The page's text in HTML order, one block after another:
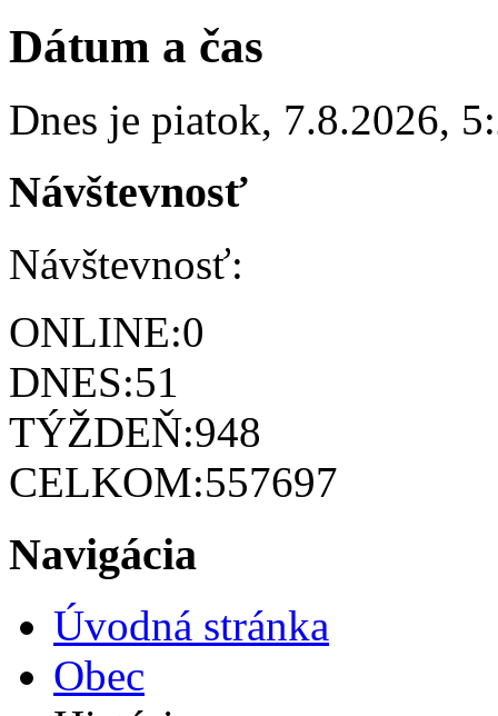
Dátum a čas
Dnes je piatok, 7.8.2026,
Návštevnosť
Návštevnosť:
ONLINE:0
DNES:51
TÝŽDEŇ:948
CELKOM:557697
Navigácia
Úvodná stránka
Obec